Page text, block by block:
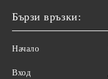
Бързи връзки:
Начало
Вход